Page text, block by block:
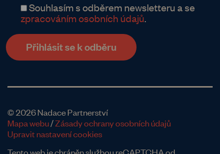
Souhlasím s odběrem newsletteru a se
zpracováním osobních údajů.
© 2026 Nadace Partnerství
Mapa webu/Zásady ochrany osobních údajů
Upravit nastavení cookies
Tento web je chráněn službou reCAPTCHA od